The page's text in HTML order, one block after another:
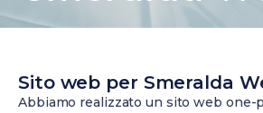
Sito web per Smeralda
Abbiamo realizzato un sito web one-